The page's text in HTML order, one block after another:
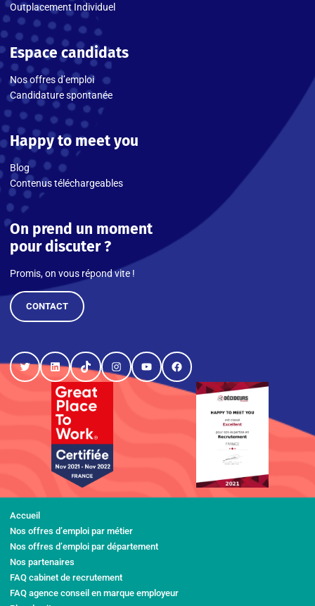
Outplacement Individuel
Espace candidats
Nos offres d’emploi
Candidature spontanée
Happy to meet you
Blog
Contenus téléchargeables
On prend un moment
pour discuter ?
Promis, on vous répond vite !
CONTACT
TwitterLinkedInTikTokInstagram
YouTubeFacebook
Accueil
Nos offres d’emploi par métier
Nos offres d’emploi par département
Nos partenaires
FAQ cabinet de recrutement
FAQ agence conseil en marque employeur